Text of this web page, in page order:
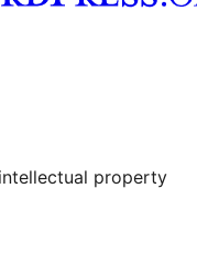
besuchen
property